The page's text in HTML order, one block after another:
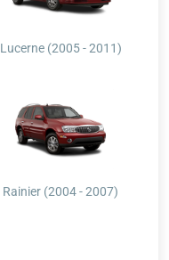
Lucerne (2005 - 2011)
Rainier (2004 - 2007)